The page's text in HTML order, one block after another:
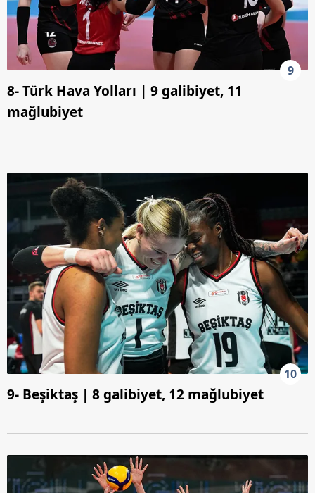
9
8- Türk Hava Yolları | 9 galibiyet, 11
mağlubiyet
10
9- Beşiktaş | 8 galibiyet, 12 mağlubiyet